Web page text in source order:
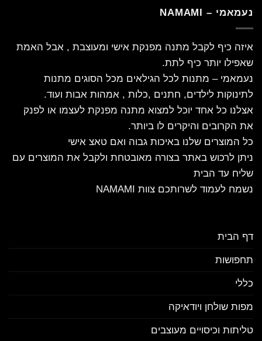
נעמאמי – NAMAMI
איזה כיף לקבל מתנה מפנקת אישי ומעוצבת , אבל האמת
שאפילו יותר כיף לתת.
נעמאמי – מתנות לכל הגילאים מכל הסוגים מתנות
לתינוקות לילדים, חתנים ,כלות , אמהות אבות ועוד.
אצלנו כל אחד יוכל למצוא מתנה מפנקת לעצמו או לפנק
את הקרובים והיקרים לו ביותר.
כל המוצרים שלנו באיכות גבוה ואם טאצ אישי
ניתן לרכוש באתר בצורה מאובטחת ולקבל את המוצרים עם
שליח עד הבית
נשמח לעמוד לשרותכם צוות NAMAMI
דף הבית
תחפושות
כללי
מפות שולחן ויודאיקה
טליתות וכיסויים מעוצבים